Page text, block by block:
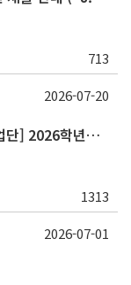
713
[수강신청] [그린바이오 혁신융합대학사업단] 2026학년도 2학기 개설 교과목 홍보
1313
2026-07-20
2026-07-01